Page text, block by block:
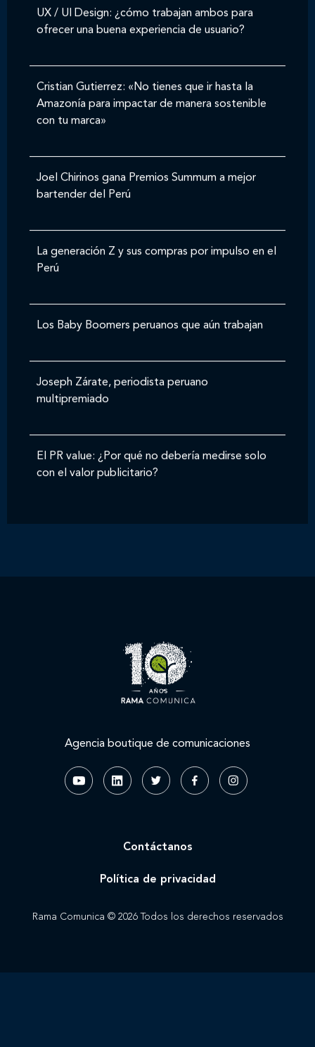
UX / UI Design: ¿cómo trabajan ambos para
ofrecer una buena experiencia de usuario?
Cristian Gutierrez: «No tienes que ir hasta la
Amazonía para impactar de manera sostenible
con tu marca»
Joel Chirinos gana Premios Summum a mejor
bartender del Perú
La generación Z y sus compras por impulso en el
Perú
Los Baby Boomers peruanos que aún trabajan
Joseph Zárate, periodista peruano
multipremiado
El PR value: ¿Por qué no debería medirse solo
con el valor publicitario?
Agencia boutique de comunicaciones
Rama Comunica © 2026 Todos los derechos reservados
Contáctanos
Política de privacidad